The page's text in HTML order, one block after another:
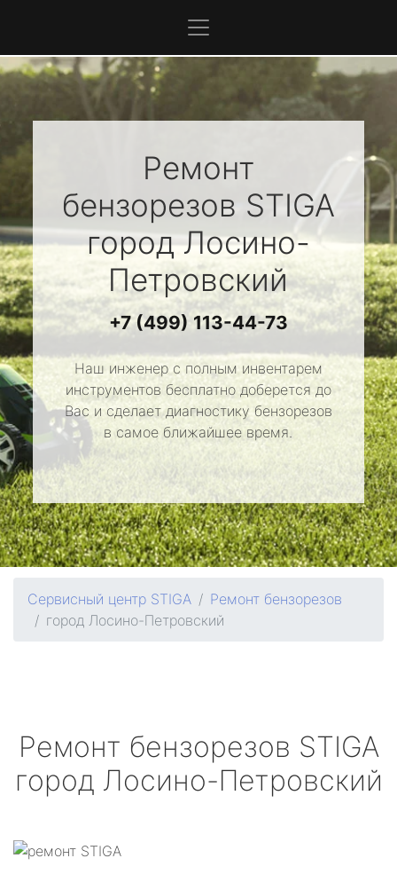
Ремонт
бензорезов STIGA
город Лосино-
Петровский
+7 (499) 113-44-73
Наш инженер с полным инвентарем
инструментов бесплатно доберется до
Вас и сделает диагностику бензорезов
в самое ближайшее время.
Сервисный центр STIGA
Ремонт бензорезов
город Лосино-Петровский
Ремонт бензорезов STIGA
город Лосино-Петровский